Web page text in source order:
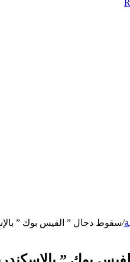
/سقوط دجال ” الفيس بوك ”